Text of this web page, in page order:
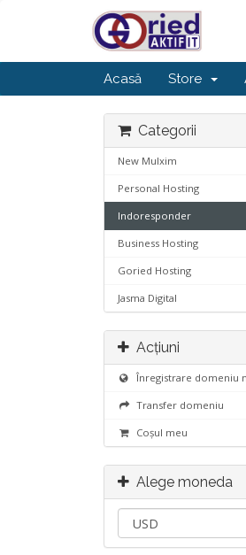
Acasă Store
Categorii
New Mulxim
Personal Hosting
Indoresponder
Business Hosting
Goried Hosting
Jasma Digital
Acțiuni
Înregistrare domeniu
Transfer domeniu
Coșul meu
Alege moneda